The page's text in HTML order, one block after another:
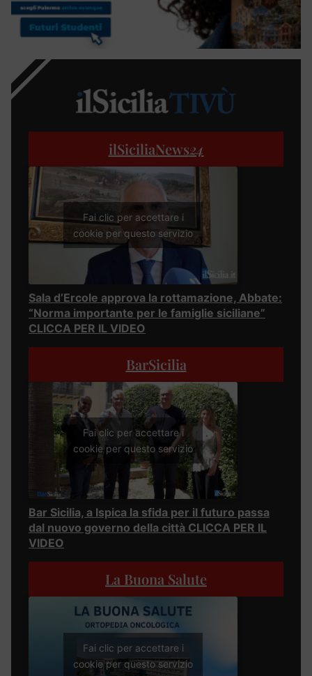
ilSiciliaNews24
Fai clic per accettare i
cookie per questo servizio
Sala d’Ercole approva la rottamazione, Abbate:
“Norma importante per le famiglie siciliane”
CLICCA PER IL VIDEO
BarSicilia
Fai clic per accettare i
cookie per questo servizio
Bar Sicilia, a Ispica la sfida per il futuro passa
dal nuovo governo della città CLICCA PER IL
VIDEO
La Buona Salute
Fai clic per accettare i
cookie per questo servizio